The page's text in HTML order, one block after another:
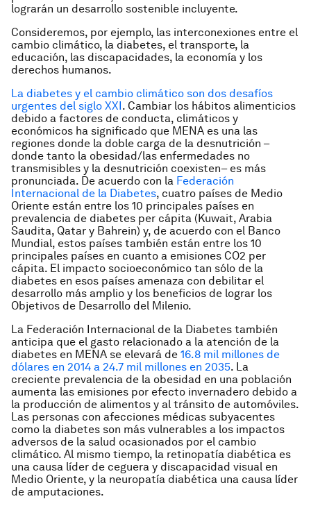
lograrán un desarrollo sostenible incluyente.
Consideremos, por ejemplo, las interconexiones entre el
cambio climático, la diabetes, el transporte, la
educación, las discapacidades, la economía y los
derechos humanos.
La diabetes y el cambio climático son dos desafíos
urgentes del siglo XXI. Cambiar los hábitos alimenticios
debido a factores de conducta, climáticos y
económicos ha significado que MENA es una las
regiones donde la doble carga de la desnutrición –
donde tanto la obesidad/las enfermedades no
transmisibles y la desnutrición coexisten– es más
pronunciada. De acuerdo con la Federación
Internacional de la Diabetes, cuatro países de Medio
Oriente están entre los 10 principales países en
prevalencia de diabetes per cápita (Kuwait, Arabia
Saudita, Qatar y Bahrein) y, de acuerdo con el Banco
Mundial, estos países también están entre los 10
principales países en cuanto a emisiones CO2 per
cápita. El impacto socioeconómico tan sólo de la
diabetes en esos países amenaza con debilitar el
desarrollo más amplio y los beneficios de lograr los
Objetivos de Desarrollo del Milenio.
La Federación Internacional de la Diabetes también
anticipa que el gasto relacionado a la atención de la
diabetes en MENA se elevará de 16.8 mil millones de
dólares en 2014 a 24.7 mil millones en 2035. La
creciente prevalencia de la obesidad en una población
aumenta las emisiones por efecto invernadero debido a
la producción de alimentos y al tránsito de automóviles.
Las personas con afecciones médicas subyacentes
como la diabetes son más vulnerables a los impactos
adversos de la salud ocasionados por el cambio
climático. Al mismo tiempo, la retinopatía diabética es
una causa líder de ceguera y discapacidad visual en
Medio Oriente, y la neuropatía diabética una causa líder
de amputaciones.